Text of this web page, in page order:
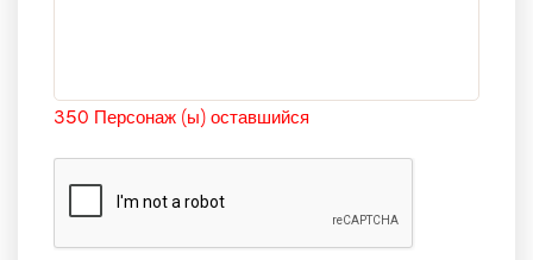
350 Персонаж (ы) оставшийся